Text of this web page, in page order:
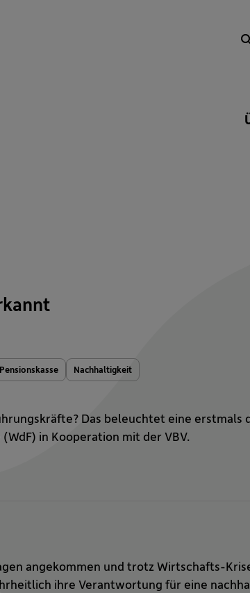
Pensionskasse Nachhaltigkeit
Das beleuchtet eine erstmals
in Kooperation mit der VBV.
angekommen und trotz Wirtschafts-
ihre Verantwortung für eine